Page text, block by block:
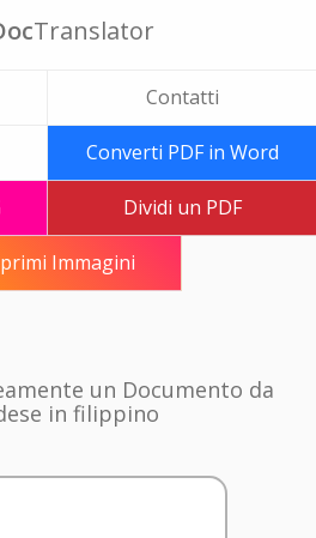
Translator
Contatti
Converti PDF in Word
Dividi un PDF
Immagini
un Documento da
in filippino